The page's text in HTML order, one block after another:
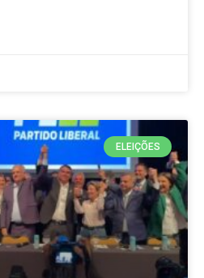
ELEIÇÕES